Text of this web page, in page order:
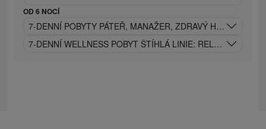
OD 6 NOCÍ
7-DENNÍ POBYTY PÁTEŘ, MANAŽER, ZDRAVÝ HLAS,
7-DENNÍ WELLNESS POBYT ŠTÍHLÁ LINIE: RELAX A